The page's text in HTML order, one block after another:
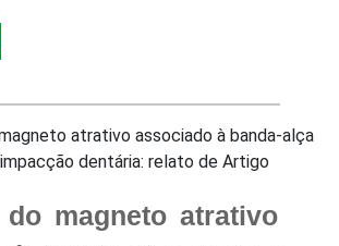
do magneto atrativo